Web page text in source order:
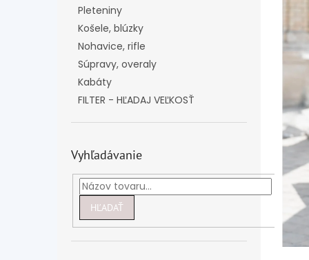
Pleteniny
Košele, blúzky
Nohavice, rifle
Súpravy, overaly
Kabáty
FILTER - HĽADAJ VEĽKOSŤ
Vyhľadávanie
HĽADAŤ